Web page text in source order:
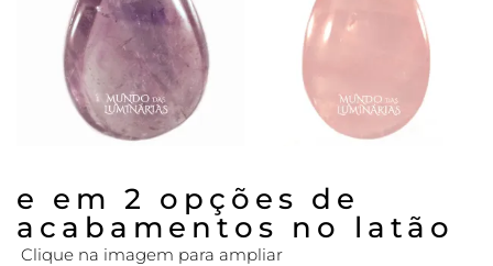
e em 2 opções de
acabamentos no latão
Clique na imagem para ampliar